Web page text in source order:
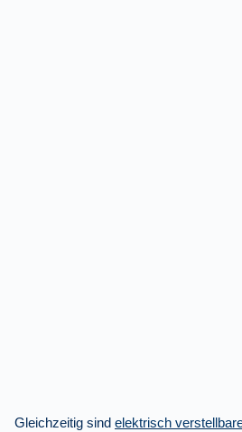
Gleichzeitig sind elektrisch